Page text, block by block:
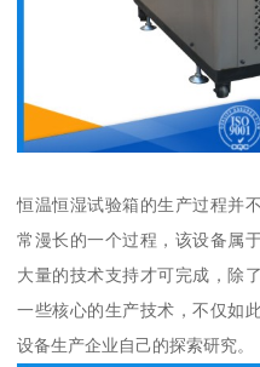
恒温恒湿试验箱的生产过程并
常漫长的一个过程，该设备属
大量的技术支持才可完成，除
一些核心的生产技术，不仅如
设备生产企业自己的探索研究。